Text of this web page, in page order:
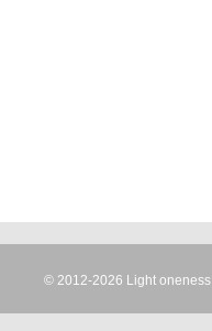
© 2012-2026 Light